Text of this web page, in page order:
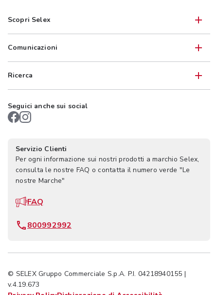
Scopri Selex
Comunicazioni
Ricerca
Seguici anche sui social
Servizio Clienti
Per ogni informazione sui nostri prodotti a marchio Selex,
consulta le nostre FAQ o contatta il numero verde "Le
nostre Marche"
FAQ
800992992
© SELEX Gruppo Commerciale S.p.A. P.I. 04218940155 |
v.4.19.673